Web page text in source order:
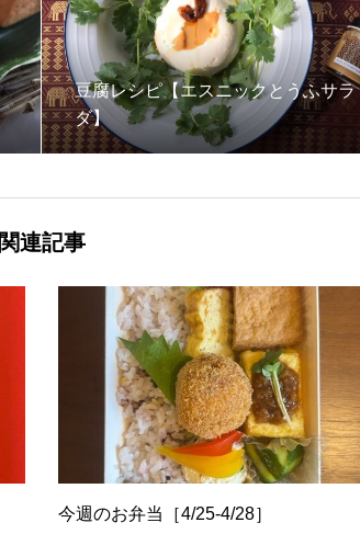
豆腐レシピ【エスニックとうふサラ
ダ】
関連記事
今週のお弁当［4/25-4/28］